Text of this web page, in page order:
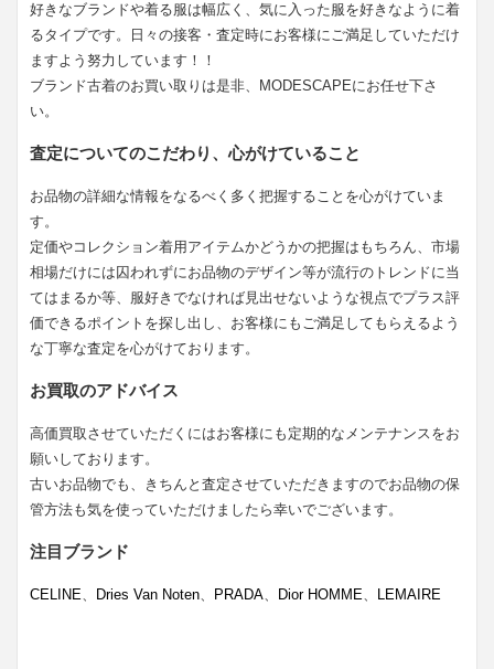
好きなブランドや着る服は幅広く、気に入った服を好きなように着
るタイプです。日々の接客・査定時にお客様にご満足していただけ
ますよう努力しています！！
ブランド古着のお買い取りは是非、MODESCAPEにお任せ下さ
い。
査定についてのこだわり、心がけていること
お品物の詳細な情報をなるべく多く把握することを心がけていま
す。
定価やコレクション着用アイテムかどうかの把握はもちろん、市場
相場だけには囚われずにお品物のデザイン等が流行のトレンドに当
てはまるか等、服好きでなければ見出せないような視点でプラス評
価できるポイントを探し出し、お客様にもご満足してもらえるよう
な丁寧な査定を心がけております。
お買取のアドバイス
高価買取させていただくにはお客様にも定期的なメンテナンスをお
願いしております。
古いお品物でも、きちんと査定させていただきますのでお品物の保
管方法も気を使っていただけましたら幸いでございます。
注目ブランド
CELINE、 Dries Van Noten、 PRADA、 Dior HOMME、 LEMAIRE